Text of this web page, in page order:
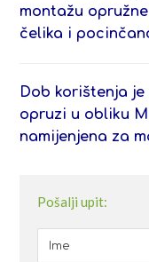
montažu
čelika i
Dob korištenja je
opruzi u obliku
namijenjena za
Pošalji upit: